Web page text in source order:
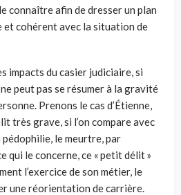
connaître afin de dresser un plan
et cohérent avec la situation de
s impacts du casier judiciaire, si
peut pas se résumer à la gravité
nne. Prenons le cas d’Étienne,
très grave, si l’on compare avec
le meurtre, par
qui le concerne, ce « petit délit »
l’exercice de son métier, le
une réorientation de carrière.